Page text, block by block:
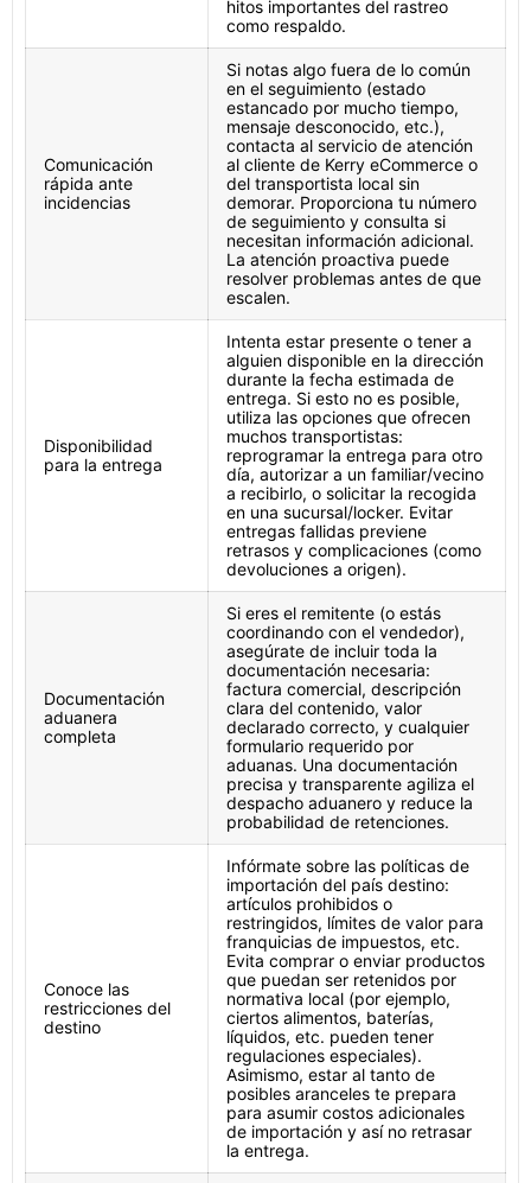
hitos importantes del rastreo
como respaldo.
Comunicación
rápida ante
incidencias
Si notas algo fuera de lo común
en el seguimiento (estado
estancado por mucho tiempo,
mensaje desconocido, etc.),
contacta al servicio de atención
al cliente de Kerry eCommerce o
del transportista local sin
demorar. Proporciona tu número
de seguimiento y consulta si
necesitan información adicional.
La atención proactiva puede
resolver problemas antes de que
escalen.
Disponibilidad
para la entrega
Intenta estar presente o tener a
alguien disponible en la dirección
durante la fecha estimada de
entrega. Si esto no es posible,
utiliza las opciones que ofrecen
muchos transportistas:
reprogramar la entrega para otro
día, autorizar a un familiar/vecino
a recibirlo, o solicitar la recogida
en una sucursal/locker. Evitar
entregas fallidas previene
retrasos y complicaciones (como
devoluciones a origen).
Documentación
aduanera
completa
Si eres el remitente (o estás
coordinando con el vendedor),
asegúrate de incluir toda la
documentación necesaria:
factura comercial, descripción
clara del contenido, valor
declarado correcto, y cualquier
formulario requerido por
aduanas. Una documentación
precisa y transparente agiliza el
despacho aduanero y reduce la
probabilidad de retenciones.
Conoce las
restricciones del
destino
Infórmate sobre las políticas de
importación del país destino:
artículos prohibidos o
restringidos, límites de valor para
franquicias de impuestos, etc.
Evita comprar o enviar productos
que puedan ser retenidos por
normativa local (por ejemplo,
ciertos alimentos, baterías,
líquidos, etc. pueden tener
regulaciones especiales).
Asimismo, estar al tanto de
posibles aranceles te prepara
para asumir costos adicionales
de importación y así no retrasar
la entrega.